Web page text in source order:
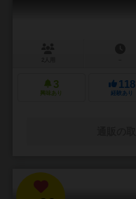
3
興味あり
118
経験あり